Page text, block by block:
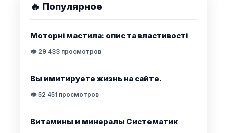
🔥 Популярное
Моторні мастила: опис та властивості
👁️ 29 433 просмотров
Вы имитируете жизнь на сайте.
👁️ 52 451 просмотров
Витамины и минералы Систематик